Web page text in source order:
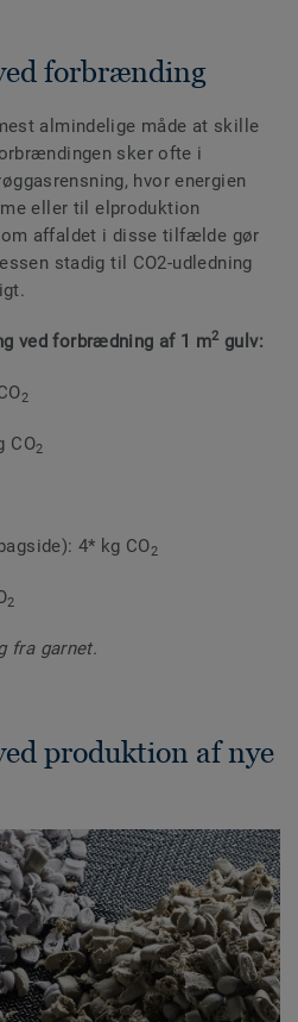
forbrænding
almindelige måde at skille
sker ofte i
hvor energien
eller til elproduktion
affaldet i disse tilfælde gør
stadig til CO2-udledning
ved forbrædning af 1 m2 gulv:
2
CO2
4* kg CO2
2
fra garnet.
produktion af nye